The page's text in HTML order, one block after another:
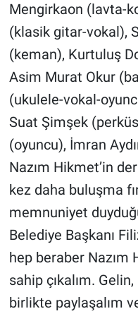
Mengirkaon (lavta-
(klasik gitar-vokal),
(keman), Kurtuluş
Asim Murat Okur
(ukulele-vokal-
Suat Şimşek
(oyuncu), İmran
Nazım Hikmet’in
kez daha buluşma
memnuniyet
Belediye Başkanı
hep beraber Nazım
sahip çıkalım.
birlikte paylaşalım
Popüler
Programlar
Sağlık
Spor
Teknoloji
Türkiye'nin
Türkiye'nin
Yerel Gündem
Yerel Yaşam